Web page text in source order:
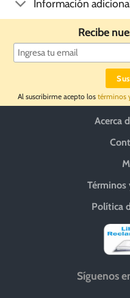
Información
Recibe
Al suscribirme acepto los términos
Acerca
Términos
Política
Síguenos